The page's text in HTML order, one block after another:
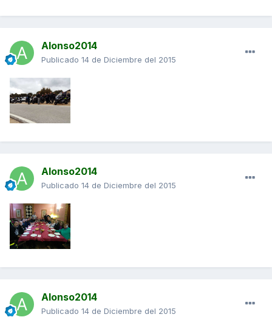
Alonso2014
Publicado 14 de Diciembre del 2015
Alonso2014
Publicado 14 de Diciembre del 2015
Alonso2014
Publicado 14 de Diciembre del 2015